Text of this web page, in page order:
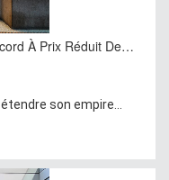
À Prix Réduit De…
son empire...